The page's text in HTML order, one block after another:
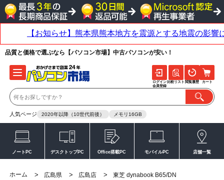
品質と価格で選ぶなら【パソコン市場】中古パソコンが安い！
人気ページ 2020年以降（10世代前後） メモリ16GB
ログイン
会員登録
比較リスト 閲覧履歴 カート
ノートPC デスクトップPC Office搭載PC モバイルPC 店舗一覧
ホーム > 広島県 > 広島店 >
東芝 dynabook B65/DN